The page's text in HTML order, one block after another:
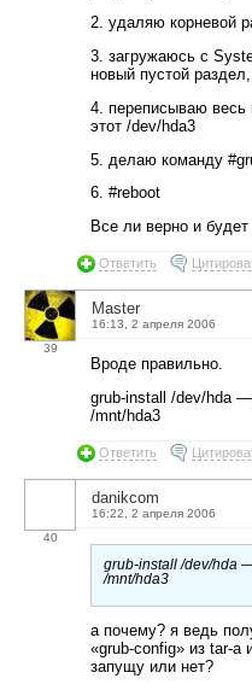
2. удаляю корневой
3. загружаюсь с
новый пустой
4. переписываю весь
этот /dev/hda3
5. делаю команду
6. #reboot
Все ли верно и будет
Ответить
39
Master
16:13, 2 апреля 2006
Вроде правильно.
grub-install /dev/hda
/mnt/hda3
Ответить
40
danikcom
16:22, 2 апреля 2006
grub-install /dev/hda
/mnt/hda3
а почему? я ведь
«grub-config» из tar-а
запущу или нет?